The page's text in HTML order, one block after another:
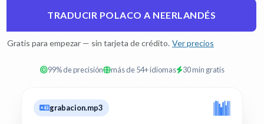
TRADUCIR POLACO A NEERLANDÉS
Gratis para empezar — sin tarjeta de crédito. Ver precios
99% de precisión más de 54+ idiomas 30 min gratis
grabacion.mp3